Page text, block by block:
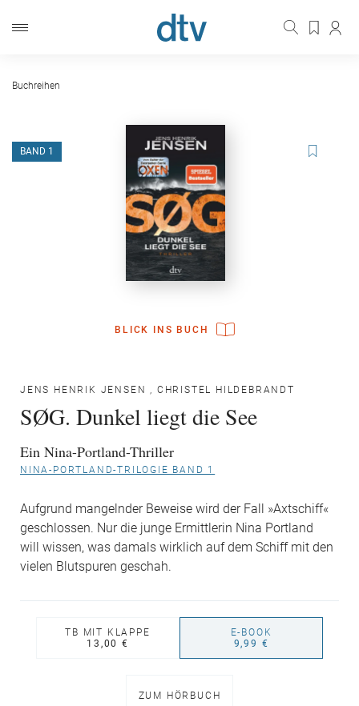
Buchreihen
BLICK INS BUCH
BAND 1
JENS HENRIK JENSEN , CHRISTEL HILDEBRANDT
SØG. Dunkel liegt die See
Ein Nina-Portland-Thriller
NINA-PORTLAND-TRILOGIE BAND 1
Aufgrund mangelnder Beweise wird der Fall »Axtschiff«
geschlossen. Nur die junge Ermittlerin Nina Portland
will wissen, was damals wirklich auf dem Schiff mit den
vielen Blutspuren geschah.
TB MIT KLAPPE
13,00 €
E-BOOK
9,99 €
ZUM HÖRBUCH